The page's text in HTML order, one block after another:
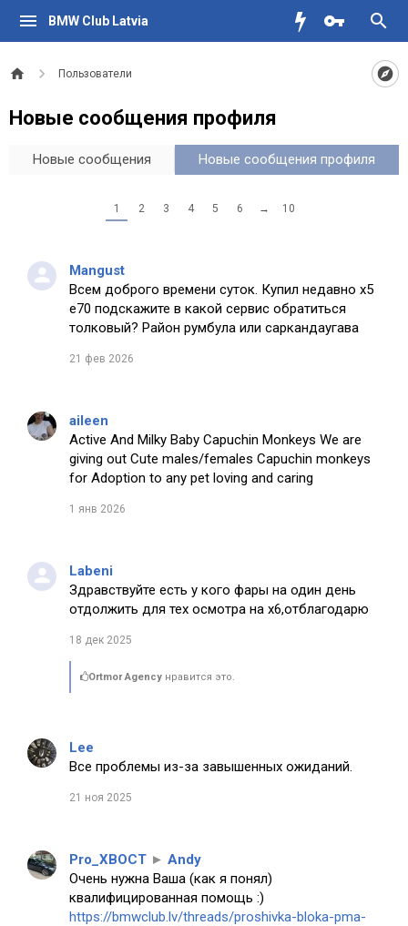
BMW Club Latvia
Пользователи
Новые сообщения профиля
Новые сообщения Новые сообщения профиля
1 2 3 4 5 6 → 10
Mangust
Всем доброго времени суток. Купил недавно х5
е70 подскажите в какой сервис обратиться
толковый? Район румбула или саркандаугава
21 фев 2026
aileen
Active And Milky Baby Capuchin Monkeys We are
giving out Cute males/females Capuchin monkeys
for Adoption to any pet loving and caring
1 янв 2026
Labeni
Здравствуйте есть у кого фары на один день
отдолжить для тех осмотра на х6,отблагодарю
18 дек 2025
Ortmor Agency нравится это.
Lee
Все проблемы из-за завышенных ожиданий.
21 ноя 2025
Pro_XBOCT ► Andy
Очень нужна Ваша (как я понял)
квалифицированная помощь :)
https://bmwclub.lv/threads/proshivka-bloka-pma-